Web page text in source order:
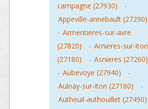
campagne (27930)
-
Appeville-annebault (27290)
- Armentieres-sur-avre
(27820)
- Arnieres-sur-iton
(27180)
- Asnieres (27260)
- Aubevoye (27940)
-
Aulnay-sur-iton (27180)
-
Autheuil-authouillet (27490)